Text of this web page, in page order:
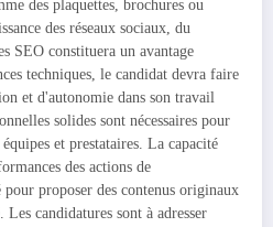
des plaquettes, brochures ou
des réseaux sociaux, du
SEO constituera un avantage
techniques, le candidat devra faire
et d'autonomie dans son travail
solides sont nécessaires pour
et prestataires. La capacité
des actions de
proposer des contenus originaux
candidatures sont à adresser